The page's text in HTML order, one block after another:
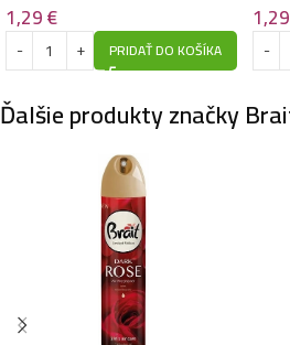
1,29€
PRIDAŤ DO KOŠÍKA
1,29
Ďalšie produkty značky